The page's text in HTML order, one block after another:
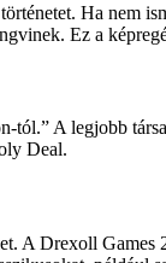
Ha nem
Ez a
A legjobb
Deal.
A Drexoll